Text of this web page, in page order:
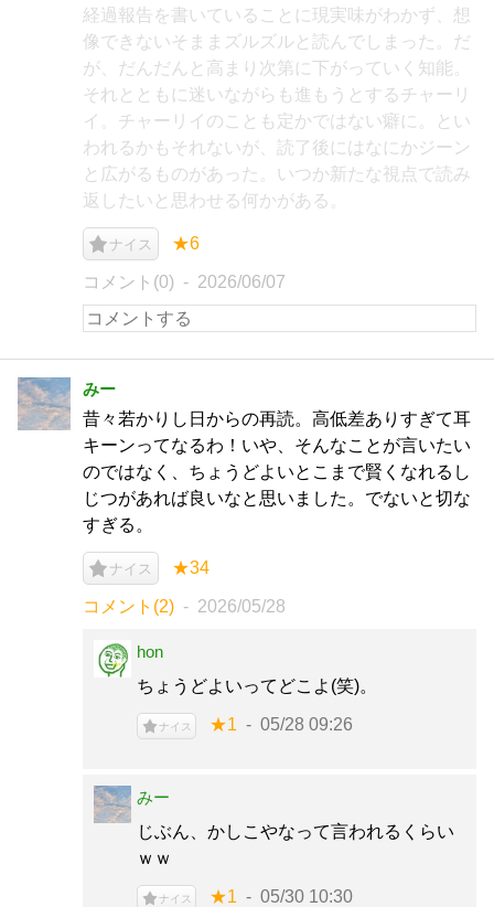
経過報告を書いていることに現実味がわかず、想
像できないそままズルズルと読んでしまった。だ
が、だんだんと高まり次第に下がっていく知能。
それとともに迷いながらも進もうとするチャーリ
イ。チャーリイのことも定かではない癖に。とい
われるかもそれないが、読了後にはなにかジーン
と広がるものがあった。いつか新たな視点で読み
返したいと思わせる何かがある。
ナイス ★6
コメント(0) 2026/06/07
みー
昔々若かりし日からの再読。高低差ありすぎて耳
キーンってなるわ！いや、そんなことが言いたい
のではなく、ちょうどよいとこまで賢くなれるし
じつがあれば良いなと思いました。でないと切な
すぎる。
ナイス ★34
コメント(2) 2026/05/28
hon
ちょうどよいってどこよ(笑)。
ナイス ★1 05/28 09:26
みー
じぶん、かしこやなって言われるくらい
ｗｗ
ナイス ★1 05/30 10:30